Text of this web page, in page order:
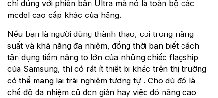
chỉ đúng với phiên bản Ultra mà nó là toàn bộ các
model cao cấp khác của hãng.
Nếu bạn là người dùng thành thạo, coi trọng năng
suất và khả năng đa nhiệm, đồng thời bạn biết cách
tận dụng tiềm năng to lớn của những chiếc flagship
của Samsung, thì có rất ít thiết bị khác trên thị trường
có thể mang lại trải nghiệm tương tự . Cho dù đó là
chế độ đa nhiệm cũ đơn giản hay việc đó nâng cao